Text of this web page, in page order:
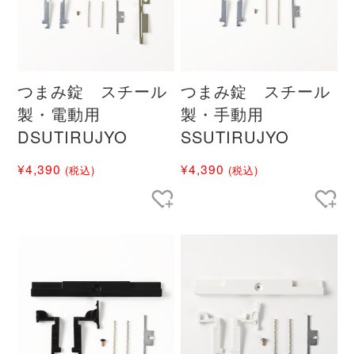
つまみ錠 スチール
製・電動用
DSUTIRUJYO
¥4,390 (税込)
つまみ錠 スチール
製・手動用
SSUTIRUJYO
¥4,390 (税込)